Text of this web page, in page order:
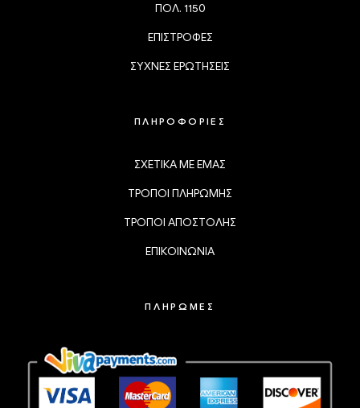
ΠΟΛ. 1150
ΕΠΙΣΤΡΟΦΕΣ
ΣΥΧΝΕΣ ΕΡΩΤΗΣΕΙΣ
ΠΛΗΡΟΦΟΡΙΕΣ
ΣΧΕΤΙΚΑ ΜΕ ΕΜΑΣ
ΤΡΟΠΟΙ ΠΛΗΡΩΜΗΣ
ΤΡΟΠΟΙ ΑΠΟΣΤΟΛΗΣ
ΕΠΙΚΟΙΝΩΝΙΑ
ΠΛΗΡΩΜΕΣ